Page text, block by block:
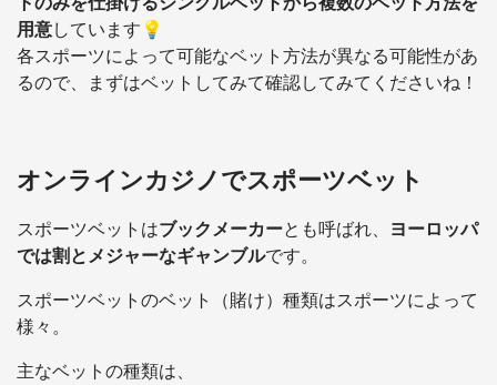
用意しています💡
各スポーツによって可能なベット方法が異なる可能性があ
るので、まずはベットしてみて確認してみてくださいね！
オンラインカジノでスポーツベット
スポーツベットはブックメーカーとも呼ばれ、 ヨーロッパ
では割とメジャーなギャンブルです。
スポーツベットのベット（賭け）種類はスポーツによって
様々。
主なベットの種類は、